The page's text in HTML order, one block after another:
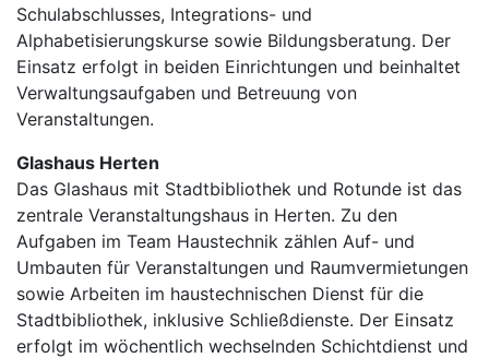
Schulabschlusses, Integrations- und
Alphabetisierungskurse sowie Bildungsberatung. Der
Einsatz erfolgt in beiden Einrichtungen und beinhaltet
Verwaltungsaufgaben und Betreuung von
Veranstaltungen.
Glashaus Herten
Das Glashaus mit Stadtbibliothek und Rotunde ist das
zentrale Veranstaltungshaus in Herten. Zu den
Aufgaben im Team Haustechnik zählen Auf- und
Umbauten für Veranstaltungen und Raumvermietungen
sowie Arbeiten im haustechnischen Dienst für die
Stadtbibliothek, inklusive Schließdienste. Der Einsatz
erfolgt im wöchentlich wechselnden Schichtdienst und